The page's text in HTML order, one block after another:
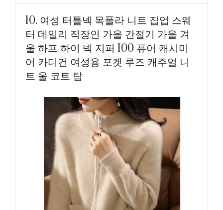
10. 여성 터틀넥 목폴라 니트 집업 스웨
터 데일리 직장인 가을 간절기 가을 겨
울 하프 하이 넥 지퍼 100 퓨어 캐시미
어 카디건 여성용 포켓 루즈 캐주얼 니
트 울 코트 탑